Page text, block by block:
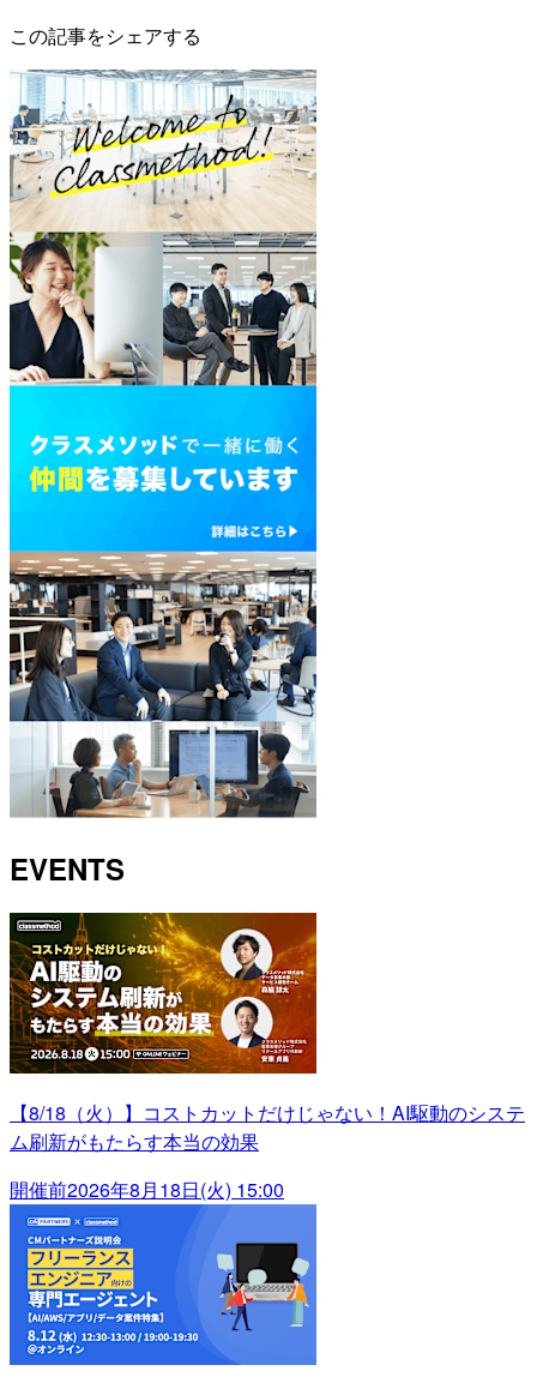
この記事をシェアする
EVENTS
【8/18（火）】コストカットだけじゃない！AI駆動のシステ
ム刷新がもたらす本当の効果
開催前2026年8月18日(火) 15:00